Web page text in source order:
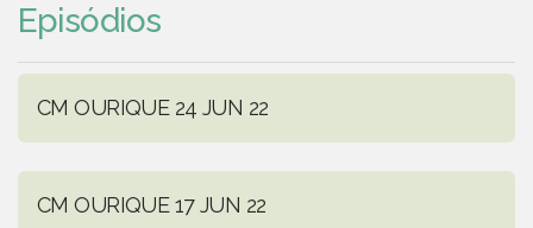
Episódios
CM OURIQUE 24 JUN 22
CM OURIQUE 17 JUN 22